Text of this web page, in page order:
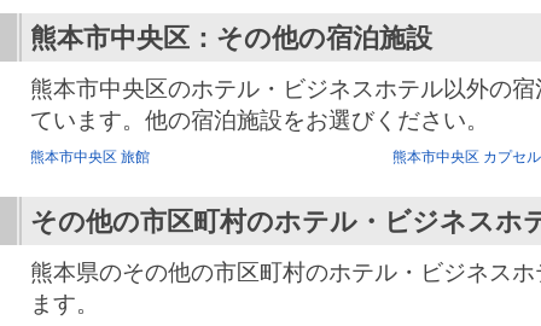
熊本市中央区：その他の宿泊施設
熊本市中央区のホテル・ビジネスホテル以外の
ています。他の宿泊施設をお選びください。
熊本市中央区 旅館 熊本市中央区 カプセ
その他の市区町村のホテル・ビジネスホ
熊本県のその他の市区町村のホテル・ビジネス
ます。